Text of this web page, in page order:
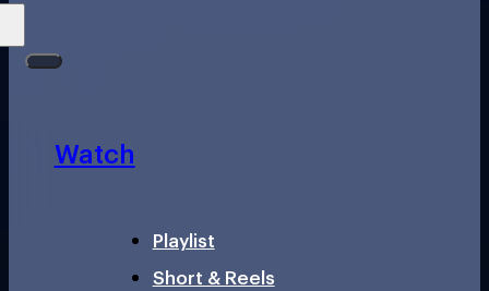
Watch
Playlist
Short & Reels